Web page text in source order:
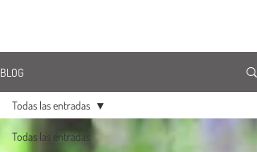
BLOG
Todas las entradas
Todas las entradas